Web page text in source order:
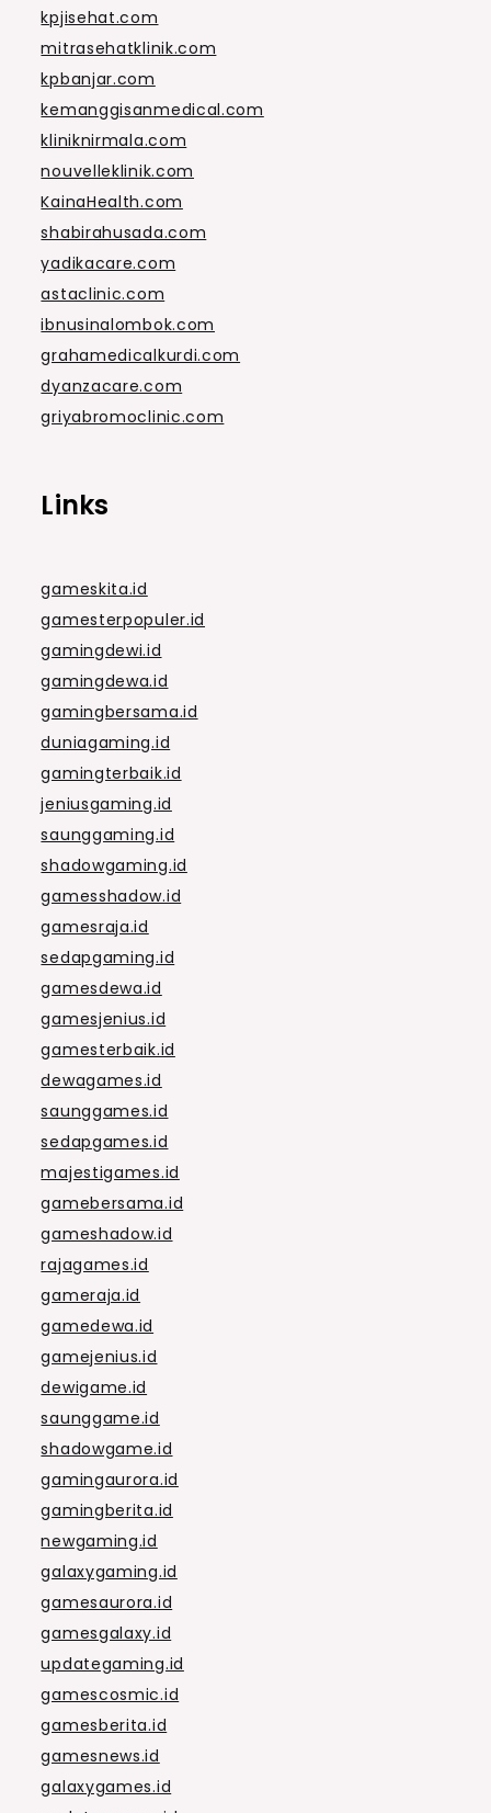
kpjisehat.com
mitrasehatklinik.com
kpbanjar.com
kemanggisanmedical.com
kliniknirmala.com
nouvelleklinik.com
KainaHealth.com
shabirahusada.com
yadikacare.com
astaclinic.com
ibnusinalombok.com
grahamedicalkurdi.com
dyanzacare.com
griyabromoclinic.com
Links
gameskita.id
gamesterpopuler.id
gamingdewi.id
gamingdewa.id
gamingbersama.id
duniagaming.id
gamingterbaik.id
jeniusgaming.id
saunggaming.id
shadowgaming.id
gamesshadow.id
gamesraja.id
sedapgaming.id
gamesdewa.id
gamesjenius.id
gamesterbaik.id
dewagames.id
saunggames.id
sedapgames.id
majestigames.id
gamebersama.id
gameshadow.id
rajagames.id
gameraja.id
gamedewa.id
gamejenius.id
dewigame.id
saunggame.id
shadowgame.id
gamingaurora.id
gamingberita.id
newgaming.id
galaxygaming.id
gamesaurora.id
gamesgalaxy.id
updategaming.id
gamescosmic.id
gamesberita.id
gamesnews.id
galaxygames.id